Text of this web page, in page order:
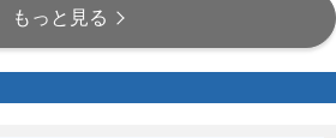
もっと見る